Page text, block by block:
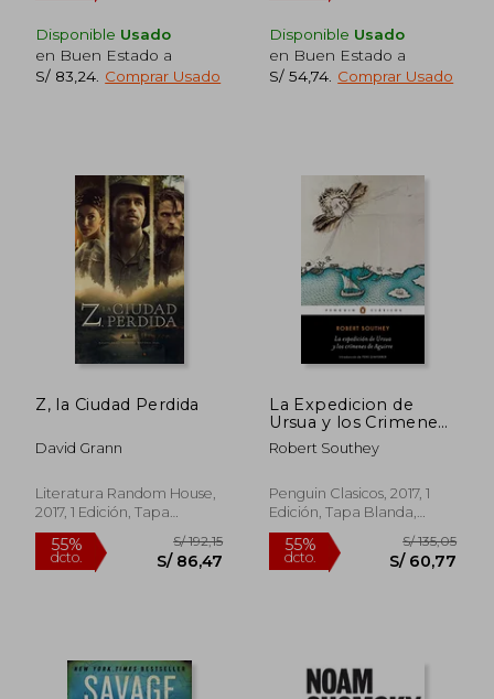
55%
dcto. S/ 86,47
30%
dcto.
Disponible Usado
en Buen Estado a
S/ 83,24 Comprar Usado
Disponible Usado
en Buen Estado a
S/ 54,74 Comprar Usado
Z, la Ciudad Perdida
David Grann
Literatura Random House,
2017, 1 Edición, Tapa
Blanda, Nuevo
La Expedicion de
Ursua y los Crimenes
de Aguirre
Robert Southey
Penguin Clasicos, 2017, 1
Edición, Tapa Blanda,
Nuevo